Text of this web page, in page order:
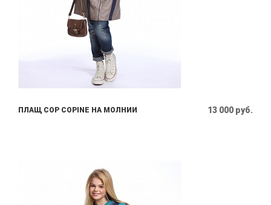
ПЛАЩ COP COPINE НА МОЛНИИ 13 000 руб.